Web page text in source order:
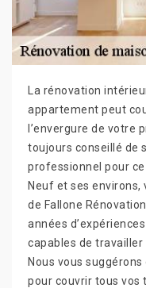
La rénovation
appartement peut
l’envergure de votre
toujours conseillé de
professionnel pour
Neuf et ses environs,
de Fallone
années
capables de travailler
Nous vous
pour couvrir tous vos